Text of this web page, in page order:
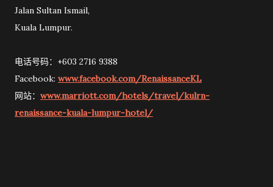
Jalan Sultan Ismail,
Kuala Lumpur.
电话号码：+603 2716 9388
Facebook: www.facebook.com/RenaissanceKL
网站： www.marriott.com/hotels/travel/kulrn-
renaissance-kuala-lumpur-hotel/